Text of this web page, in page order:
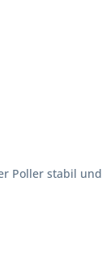
Poller stabil